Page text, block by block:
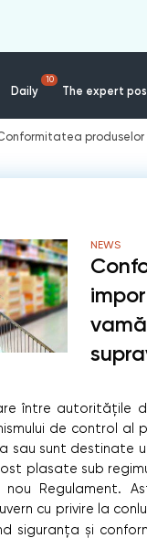
Daily
10
The expert
NEWS
între autoritățile
de control al
sau sunt destinate
plasate sub
Regulament.
cu privire la
siguranța și